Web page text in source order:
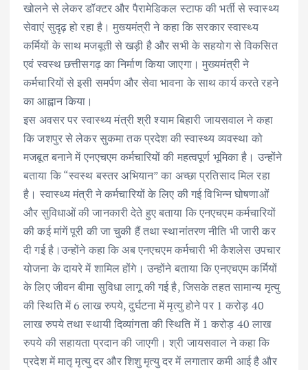
खोलने से लेकर डॉक्टर और पैरामेडिकल स्टाफ की भर्ती से स्वास्थ्य
सेवाएं सुदृढ़ हो रहा है। मुख्यमंत्री ने कहा कि सरकार स्वास्थ्य
कर्मियों के साथ मजबूती से खड़ी है और सभी के सहयोग से विकसित
एवं स्वस्थ छत्तीसगढ़ का निर्माण किया जाएगा। मुख्यमंत्री ने
कर्मचारियों से इसी समर्पण और सेवा भावना के साथ कार्य करते रहने
का आह्वान किया।
इस अवसर पर स्वास्थ्य मंत्री श्री श्याम बिहारी जायसवाल ने कहा
कि जशपुर से लेकर सुकमा तक प्रदेश की स्वास्थ्य व्यवस्था को
मजबूत बनाने में एनएचएम कर्मचारियों की महत्वपूर्ण भूमिका है। उन्होंने
बताया कि “स्वस्थ बस्तर अभियान” का अच्छा प्रतिसाद मिल रहा
है। स्वास्थ्य मंत्री ने कर्मचारियों के लिए की गई विभिन्न घोषणाओं
और सुविधाओं की जानकारी देते हुए बताया कि एनएचएम कर्मचारियों
की कई मांगें पूरी की जा चुकी हैं तथा स्थानांतरण नीति भी जारी कर
दी गई है।उन्होंने कहा कि अब एनएचएम कर्मचारी भी कैशलेस उपचार
योजना के दायरे में शामिल होंगे। उन्होंने बताया कि एनएचएम कर्मियों
के लिए जीवन बीमा सुविधा लागू की गई है, जिसके तहत सामान्य मृत्यु
की स्थिति में 6 लाख रुपये, दुर्घटना में मृत्यु होने पर 1 करोड़ 40
लाख रुपये तथा स्थायी दिव्यांगता की स्थिति में 1 करोड़ 40 लाख
रुपये की सहायता प्रदान की जाएगी। श्री जायसवाल ने कहा कि
प्रदेश में मातृ मृत्यु दर और शिशु मृत्यु दर में लगातार कमी आई है और